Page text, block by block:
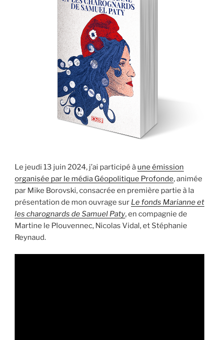
Le jeudi 13 juin 2024, j’ai participé à une émission
organisée par le média Géopolitique Profonde, animée
par Mike Borovski, consacrée en première partie à la
présentation de mon ouvrage sur Le fonds Marianne et
les charognards de Samuel Paty, en compagnie de
Martine le Plouvennec, Nicolas Vidal, et Stéphanie
Reynaud.